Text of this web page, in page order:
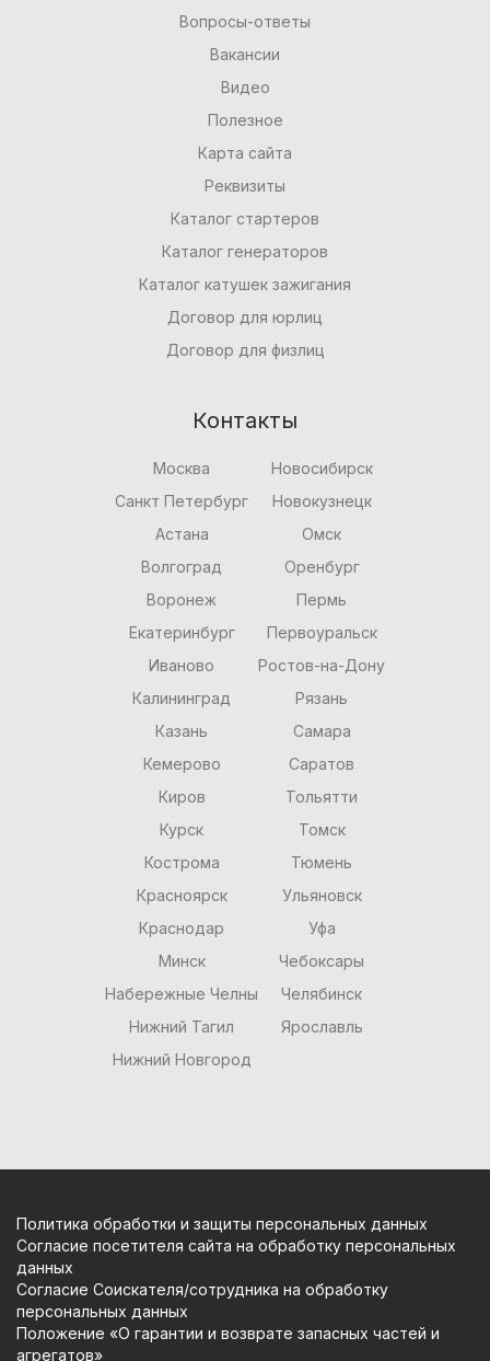
Вопросы-ответы
Вакансии
Видео
Полезное
Карта сайта
Реквизиты
Каталог стартеров
Каталог генераторов
Каталог катушек зажигания
Договор для юрлиц
Договор для физлиц
Контакты
Москва
Санкт Петербург
Астана
Волгоград
Воронеж
Екатеринбург
Иваново
Калининград
Казань
Кемерово
Киров
Курск
Кострома
Красноярск
Краснодар
Минск
Набережные Челны
Нижний Тагил
Нижний Новгород
Новосибирск
Новокузнецк
Омск
Оренбург
Пермь
Первоуральск
Ростов-на-Дону
Рязань
Самара
Саратов
Тольятти
Томск
Тюмень
Ульяновск
Уфа
Чебоксары
Челябинск
Ярославль
Политика обработки и защиты персональных данных
Согласие посетителя сайта на обработку персональных
данных
Согласие Соискателя/сотрудника на обработку
персональных данных
Положение «О гарантии и возврате запасных частей и
агрегатов»